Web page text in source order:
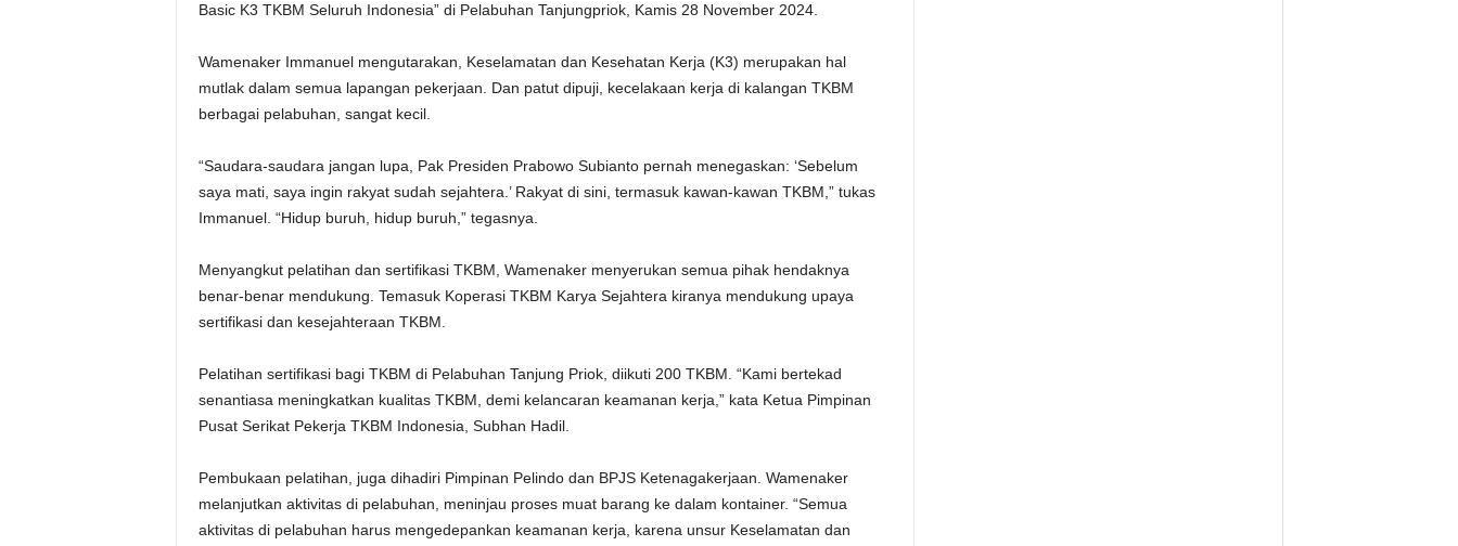
Basic K3 TKBM Seluruh Indonesia” di Pelabuhan Tanjungpriok, Kamis 28 November 2024.
Wamenaker Immanuel mengutarakan, Keselamatan dan Kesehatan Kerja (K3) merupakan hal
mutlak dalam semua lapangan pekerjaan. Dan patut dipuji, kecelakaan kerja di kalangan TKBM
berbagai pelabuhan, sangat kecil.
“Saudara-saudara jangan lupa, Pak Presiden Prabowo Subianto pernah menegaskan: ‘Sebelum
saya mati, saya ingin rakyat sudah sejahtera.’ Rakyat di sini, termasuk kawan-kawan TKBM,” tukas
Immanuel. “Hidup buruh, hidup buruh,” tegasnya.
Menyangkut pelatihan dan sertifikasi TKBM, Wamenaker menyerukan semua pihak hendaknya
benar-benar mendukung. Temasuk Koperasi TKBM Karya Sejahtera kiranya mendukung upaya
sertifikasi dan kesejahteraan TKBM.
Pelatihan sertifikasi bagi TKBM di Pelabuhan Tanjung Priok, diikuti 200 TKBM. “Kami bertekad
senantiasa meningkatkan kualitas TKBM, demi kelancaran keamanan kerja,” kata Ketua Pimpinan
Pusat Serikat Pekerja TKBM Indonesia, Subhan Hadil.
Pembukaan pelatihan, juga dihadiri Pimpinan Pelindo dan BPJS Ketenagakerjaan. Wamenaker
melanjutkan aktivitas di pelabuhan, meninjau proses muat barang ke dalam kontainer. “Semua
aktivitas di pelabuhan harus mengedepankan keamanan kerja, karena unsur Keselamatan dan